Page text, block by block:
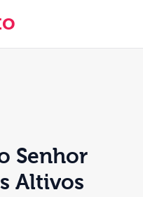
Senhor
Altivos